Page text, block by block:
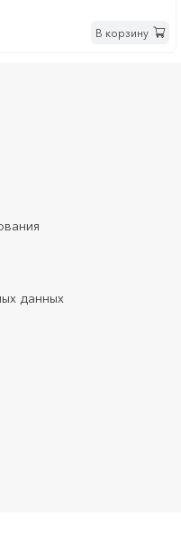
В корзину
данных